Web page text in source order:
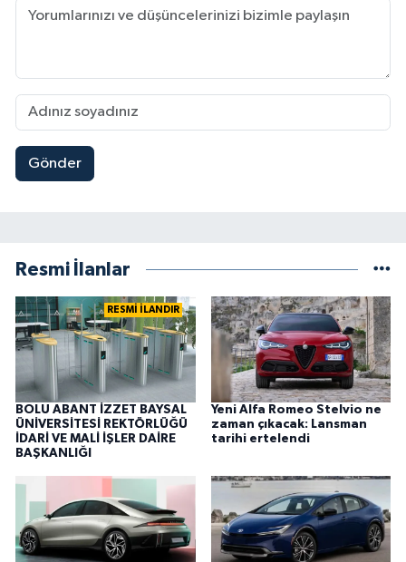
Gönder
Resmi İlanlar
RESMİ İLANDIR
BOLU ABANT İZZET BAYSAL
ÜNİVERSİTESİ REKTÖRLÜĞÜ
İDARİ VE MALİ İŞLER DAİRE
BAŞKANLIĞI
Yeni Alfa Romeo Stelvio ne
zaman çıkacak: Lansman
tarihi ertelendi